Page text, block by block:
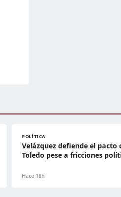
POLÍTICA
Velázquez defiende el pacto
Toledo pese a fricciones
Hace 18h